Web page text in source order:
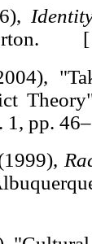
Norton.
1, pp.